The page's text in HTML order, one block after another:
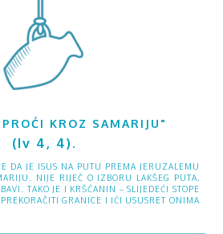
KROZ SAMARIJU"
(Iv 4, 4).
DA JE ISUS NA PUTU PREMA JERUZALEMU
NIJE RIJEČ O IZBORU LAKŠEG PUTA,
TAKO JE I KRŠĆANIN – SLIJEDEĆI STOPE
GRANICE I IĆI USUSRET ONIMA